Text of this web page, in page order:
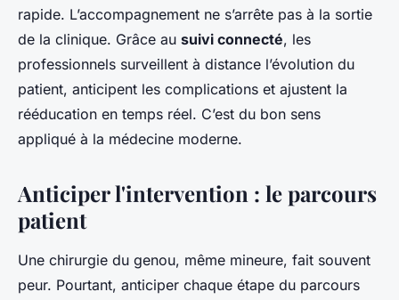
rapide. L’accompagnement ne s’arrête pas à la sortie
de la clinique. Grâce au suivi connecté, les
professionnels surveillent à distance l’évolution du
patient, anticipent les complications et ajustent la
rééducation en temps réel. C’est du bon sens
appliqué à la médecine moderne.
Anticiper l'intervention : le parcours
patient
Une chirurgie du genou, même mineure, fait souvent
peur. Pourtant, anticiper chaque étape du parcours